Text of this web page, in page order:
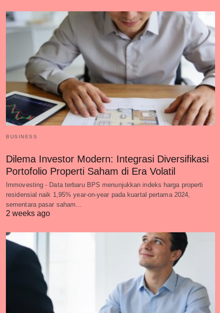
BUSINESS
Dilema Investor Modern: Integrasi Diversifikasi
Portofolio Properti Saham di Era Volatil
Immovesting - Data terbaru BPS menunjukkan indeks harga properti
residensial naik 1,95% year-on-year pada kuartal pertama 2024,
sementara pasar saham…
2 weeks ago